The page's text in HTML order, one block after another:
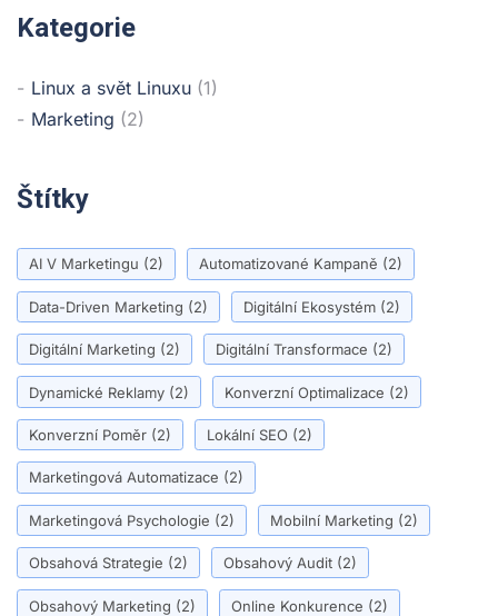
Kategorie
Linux a svět Linuxu (1)
Marketing (2)
Štítky
AI V Marketingu (2) Automatizované Kampaně (2)
Data-Driven Marketing (2) Digitální Ekosystém (2)
Digitální Marketing (2) Digitální Transformace (2)
Dynamické Reklamy (2) Konverzní Optimalizace (2)
Konverzní Poměr (2) Lokální SEO (2)
Marketingová Automatizace (2)
Marketingová Psychologie (2) Mobilní Marketing (2)
Obsahová Strategie (2) Obsahový Audit (2)
Obsahový Marketing (2) Online Konkurence (2)